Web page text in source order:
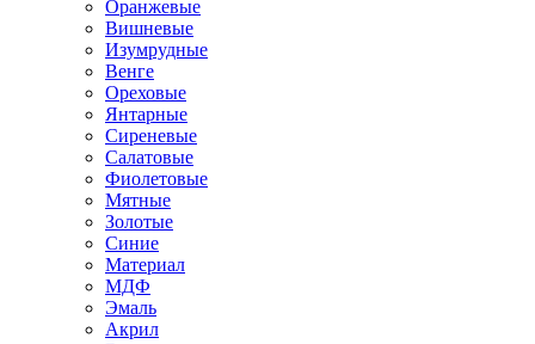
Оранжевые
Вишневые
Изумрудные
Венге
Ореховые
Янтарные
Сиреневые
Салатовые
Фиолетовые
Мятные
Золотые
Синие
Материал
МДФ
Эмаль
Акрил